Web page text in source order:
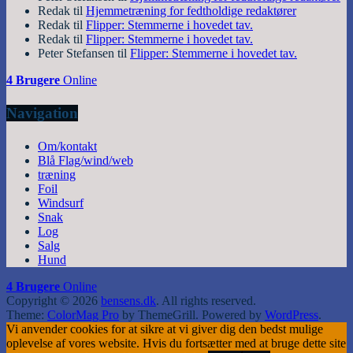
Redak til Hjemmetræning for fedtholdige redaktører
Redak til Flipper: Stemmerne i hovedet tav.
Redak til Flipper: Stemmerne i hovedet tav.
Peter Stefansen til Flipper: Stemmerne i hovedet tav.
4 Brugere Online
Navigation
Om/kontakt
Blå Flag/wind/web
træning
Foil
Windsurf
Snak
Log
Salg
Hund
4 Brugere Online
Copyright © 2026 bensens.dk. All rights reserved.
Theme: ColorMag Pro by ThemeGrill. Powered by WordPress.
Vi anvender cookies for at sikre at vi giver dig den bedst mulige
oplevelse af vores website. Hvis du fortsætter med at bruge dette site